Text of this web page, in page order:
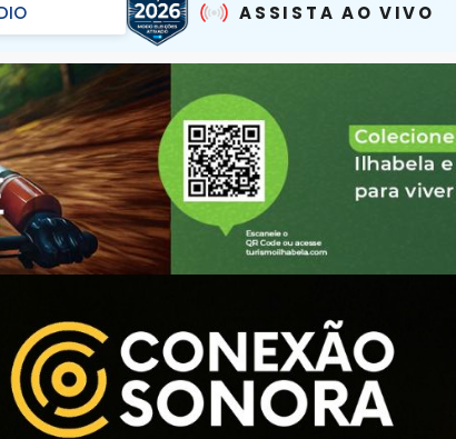
ASSISTA AO VIVO